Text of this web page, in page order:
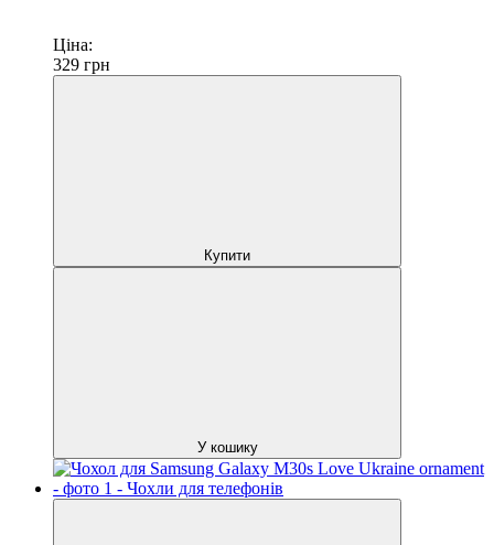
Ціна:
329 грн
Купити
У кошику